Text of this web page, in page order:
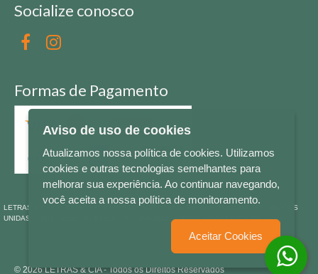
Socialize conosco
Formas de Pagamento
LETRAS & CIA - CNPJ n° 88.587.548/0001-20 - Térreo Bourbon Shopping - AV. NAÇÕES
UNIDAS , 2001 - Lojas 1064/1065 - RIO BRANCO - - NOVO HAMBURGO - RS
© 2026 LETRAS & CIA - Todos os Direitos Reservados
Aviso de uso de cookies
Atualizamos nossa política de cookies. Utilizamos
cookies e outras tecnologias semelhantes para
melhorar sua experiência. Ao continuar navegando,
você aceita a nossa política de monitoramento.
Aceitar Cookies